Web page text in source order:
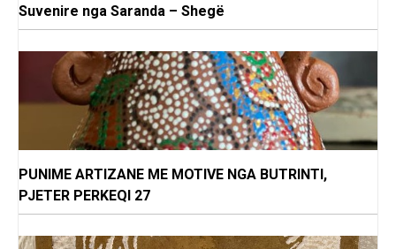
Suvenire nga Saranda – Shegë
PUNIME ARTIZANE ME MOTIVE NGA BUTRINTI,
PJETER PERKEQI 27